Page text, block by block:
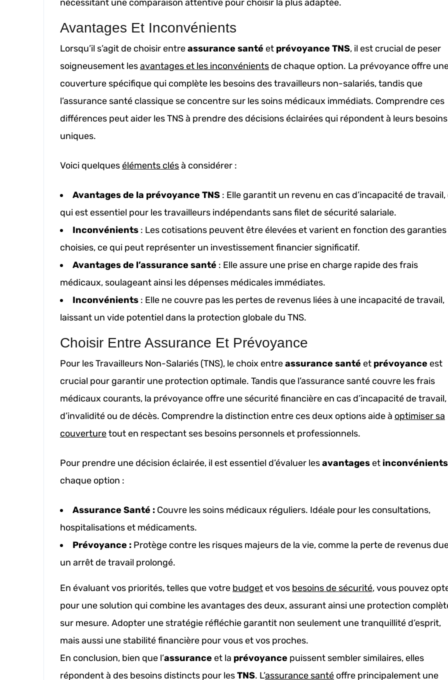
nécessitant une comparaison attentive pour choisir la plus adaptée.
Avantages Et Inconvénients
Lorsqu’il s’agit de choisir entreassurance santé et prévoyance TNS, il est crucial de peser
soigneusement lesavantages et les inconvénientsde chaque option. La prévoyance offre
couverture spécifique qui complète les besoins des travailleurs non-salariés, tandis que
l’assurance santé classique se concentre sur les soins médicaux immédiats. Comprendre ces
différences peut aider les TNS à prendre des décisions éclairées qui répondent à leurs besoins
uniques.
Voici quelqueséléments clésà considérer :
Avantages de la prévoyance TNS : Elle garantit un revenu en cas d’incapacité de travail,
qui est essentiel pour les travailleurs indépendants sans filet de sécurité salariale.
Inconvénients : Les cotisations peuvent être élevées et varient en fonction des garanties
choisies, ce qui peut représenter un investissement financier significatif.
Avantages de l’assurance santé : Elle assure une prise en charge rapide des frais
médicaux, soulageant ainsi les dépenses médicales immédiates.
Inconvénients : Elle ne couvre pas les pertes de revenus liées à une incapacité de travail,
laissant un vide potentiel dans la protection globale du TNS.
Choisir Entre Assurance Et Prévoyance
Pour les Travailleurs Non-Salariés (TNS), le choix entreassurance santé et prévoyance est
crucial pour garantir une protection optimale. Tandis que l’assurance santé couvre les frais
médicaux courants, la prévoyance offre une sécurité financière en cas d’incapacité de travail,
d’invalidité ou de décès. Comprendre la distinction entre ces deux options aide à optimiser sa
couverturetout en respectant ses besoins personnels et professionnels.
Pour prendre une décision éclairée, il est essentiel d’évaluer lesavantageset inconvénients
chaque option :
Assurance Santé : Couvre les soins médicaux réguliers. Idéale pour les consultations,
hospitalisations et médicaments.
Prévoyance : Protège contre les risques majeurs de la vie, comme la perte de revenus
un arrêt de travail prolongé.
En évaluant vos priorités, telles que votre budgetet vos besoins de sécurité, vous pouvez
pour une solution qui combine les avantages des deux, assurant ainsi une protection
sur mesure. Adopter une stratégie réfléchie garantit non seulement une tranquillité d’esprit,
mais aussi une stabilité financière pour vous et vos proches.
En conclusion, bien que l’assurance et la prévoyance puissent sembler similaires, elles
répondent à des besoins distincts pour lesTNS. L’assurance santé offre principalement une